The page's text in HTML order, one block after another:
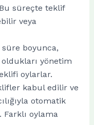
süreçte teklif
veya
boyunca,
yönetim
oylarlar.
kabul edilir ve
otomatik
oylama